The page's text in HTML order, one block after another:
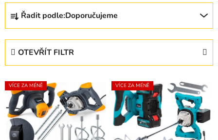
Ř
z
p
o
d
u
Řadit podle:Doporučujeme
OTEVŘÍT FILTR
V
ý
p
s
VÍCE ZA MÉNĚ VÍCE ZA MÉNĚ